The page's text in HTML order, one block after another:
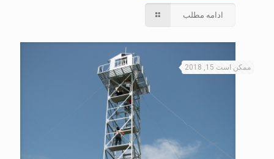
ادامه مطلب
ممکن است 15, 2018